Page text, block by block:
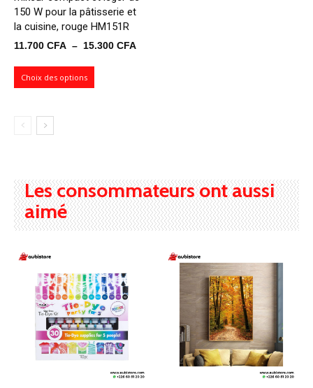
150 W pour la pâtisserie et
la cuisine, rouge HM151R
11.700 CFA – 15.300 CFA
Choix des options
Les consommateurs ont aussi
aimé